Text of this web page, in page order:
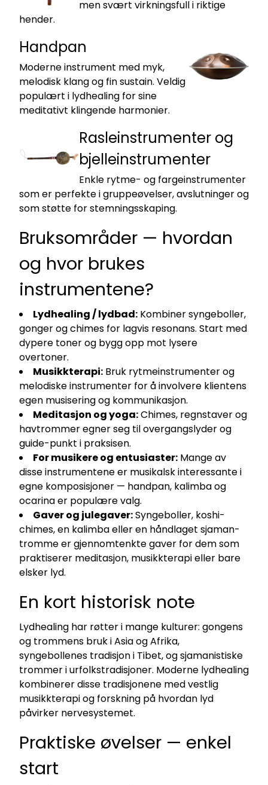
men svært virkningsfull i riktige
hender.
Handpan
Moderne instrument med myk,
melodisk klang og fin sustain. Veldig
populært i lydhealing for sine
meditativt klingende harmonier.
Rasleinstrumenter og
bjelleinstrumenter
Enkle rytme- og fargeinstrumenter
som er perfekte i gruppeøvelser, avslutninger og
som støtte for stemningsskaping.
Bruksområder — hvordan
og hvor brukes
instrumentene?
Lydhealing / lydbad: Kombiner syngeboller,
gonger og chimes for lagvis resonans. Start med
dypere toner og bygg opp mot lysere
overtoner.
Musikkterapi: Bruk rytmeinstrumenter og
melodiske instrumenter for å involvere klientens
egen musisering og kommunikasjon.
Meditasjon og yoga:Chimes, regnstaver og
havtrommer egner seg til overgangslyder og
guide-punkt i praksisen.
For musikere og entusiaster: Mange av
disse instrumentene er musikalsk interessante i
egne komposisjoner — handpan, kalimba og
ocarina er populære valg.
Gaver og julegaver:Syngeboller, koshi-
chimes, en kalimba eller en håndlaget sjaman-
tromme er gjennomtenkte gaver for dem som
praktiserer meditasjon, musikkterapi eller bare
elsker lyd.
En kort historisk note
Lydhealing har røtter i mange kulturer: gongens
og trommens bruk i Asia og Afrika,
syngebollenes tradisjon i Tibet, og sjamanistiske
trommer i urfolkstradisjoner. Moderne lydhealing
kombinerer disse tradisjonene med vestlig
musikkterapi og forskning på hvordan lyd
påvirker nervesystemet.
Praktiske øvelser — enkel
start